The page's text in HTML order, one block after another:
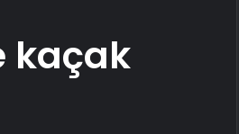
kaçak